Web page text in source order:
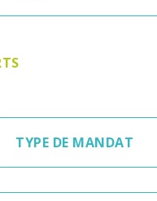
TYPE DE MANDAT